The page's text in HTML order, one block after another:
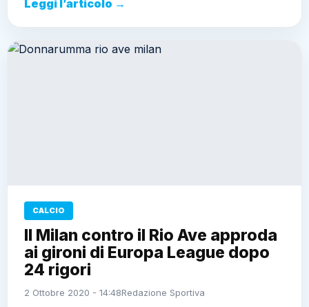
Leggi l’articolo →
CALCIO
Il Milan contro il Rio Ave approda
ai gironi di Europa League dopo
24 rigori
2 Ottobre 2020 - 14:48Redazione Sportiva